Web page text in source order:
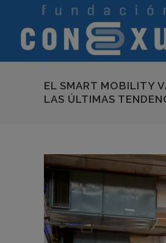
EL SMART MOBILITY
LAS ÚLTIMAS